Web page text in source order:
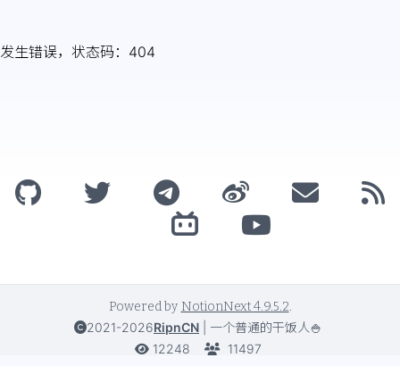
发生错误，状态码： 404
Powered by NotionNext4.9.5.2.
2021-2026RipnCN
一个普通的干饭人🍚
12248
11497